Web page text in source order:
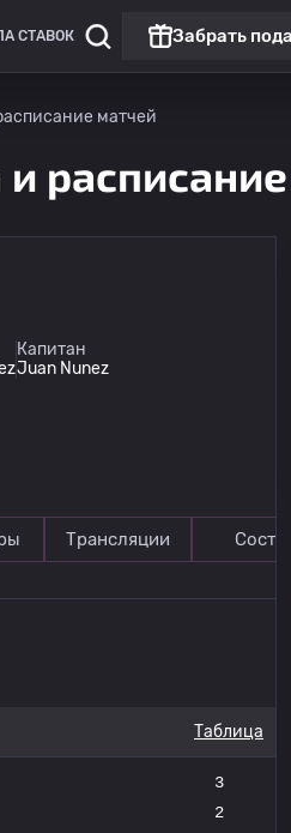
СТАВОК Забрать
матчей
Капитан
Juan Nunez
Трансляции Состав
Таблица
3
2